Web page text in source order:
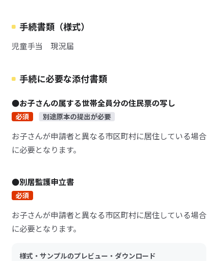
手続書類（様式）
児童手当 現況届
手続に必要な添付書類
●お子さんの属する世帯全員分の住民票の写し
必須 別途原本の提出が必要
お子さんが申請者と異なる市区町村に居住している場合
に必要となります。
●別居監護申立書
必須
お子さんが申請者と異なる市区町村に居住している場合
に必要となります。
様式・サンプルのプレビュー・ダウンロード